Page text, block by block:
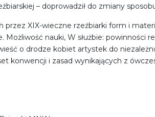
– doprowadził do zmiany
XIX-wieczne rzeźbiarki form i
nauki, W służbie: powinności
o drodze kobiet artystek do
konwencji i zasad wynikających z